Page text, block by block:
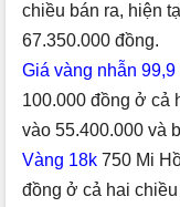
chiều bán ra, hiện
67.350.000 đồng.
Giá vàng nhẫn 99,9
100.000 đồng ở cả
vào 55.400.000 và
Vàng 18k 750 Mi
đồng ở cả hai